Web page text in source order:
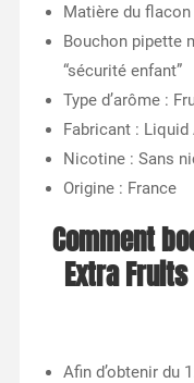
Matière du
Bouchon pipette
“sécurité enfant”
Type d’arôme :
Fabricant : Liquid
Nicotine : Sans
Origine : France
Comment
Extra
Afin d’obtenir du